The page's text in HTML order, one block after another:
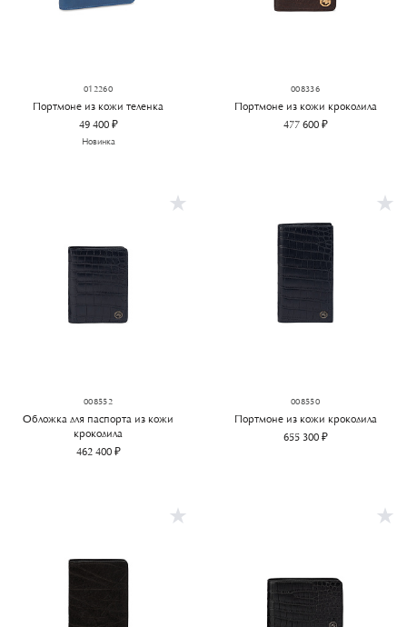
012260
Портмоне из кожи теленка
49 400 ₽
Новинка
008336
Портмоне из кожи крокодила
477 600 ₽
008552
Обложка для паспорта из кожи
крокодила
462 400 ₽
008550
Портмоне из кожи крокодила
655 300 ₽